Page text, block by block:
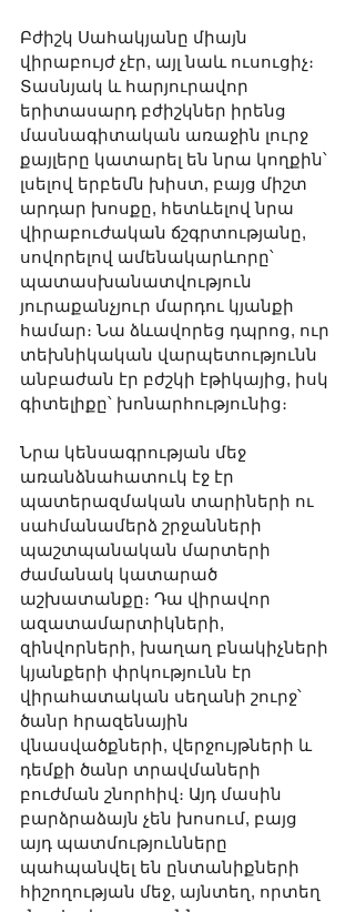
Բժիշկ Սահակյանը միայն
վիրաբույժ չէր, այլ նաև ուսուցիչ։
Տասնյակ և հարյուրավոր
երիտասարդ բժիշկներ իրենց
մասնագիտական առաջին լուրջ
քայլերը կատարել են նրա կողքին՝
լսելով երբեմն խիստ, բայց միշտ
արդար խոսքը, հետևելով նրա
վիրաբուժական ճշգրտությանը,
սովորելով ամենակարևորը՝
պատասխանատվություն
յուրաքանչյուր մարդու կյանքի
համար։ Նա ձևավորեց դպրոց, ուր
տեխնիկական վարպետությունն
անբաժան էր բժշկի էթիկայից, իսկ
գիտելիքը՝ խոնարհությունից։
Նրա կենսագրության մեջ
առանձնահատուկ էջ էր
պատերազմական տարիների ու
սահմանամերձ շրջանների
պաշտպանական մարտերի
ժամանակ կատարած
աշխատանքը։ Դա վիրավոր
ազատամարտիկների,
զինվորների, խաղաղ բնակիչների
կյանքերի փրկությունն էր
վիրահատական սեղանի շուրջ՝
ծանր հրազենային
վնասվածքների, վերջույթների և
դեմքի ծանր տրավմաների
բուժման շնորհիվ։ Այդ մասին
բարձրաձայն չեն խոսում, բայց
այդ պատմությունները
պահպանվել են ընտանիքների
հիշողության մեջ, այնտեղ, որտեղ